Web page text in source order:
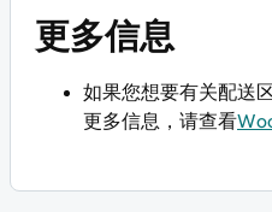
更多信息
如果您想要有关配送
更多信息，请查看